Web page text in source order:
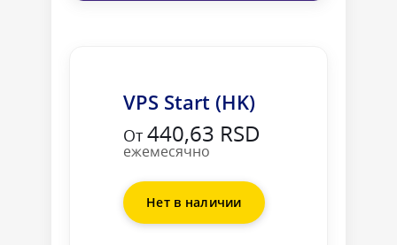
VPS Start (HK)
От440,63 RSD
ежемесячно
Нет в наличии